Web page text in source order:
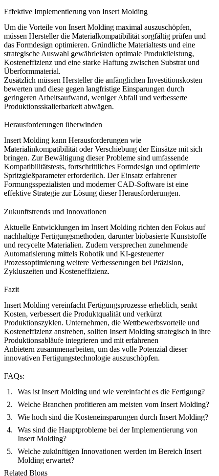
Effektive Implementierung von Insert Molding
Um die Vorteile von Insert Molding maximal auszuschöpfen,
müssen Hersteller die Materialkompatibilität sorgfältig prüfen und
das Formdesign optimieren. Gründliche Materialtests und eine
strategische Auswahl gewährleisten optimale Produktleistung,
Kosteneffizienz und eine starke Haftung zwischen Substrat und
Überformmaterial.
Zusätzlich müssen Hersteller die anfänglichen Investitionskosten
bewerten und diese gegen langfristige Einsparungen durch
geringeren Arbeitsaufwand, weniger Abfall und verbesserte
Produktionsskalierbarkeit abwägen.
Herausforderungen überwinden
Insert Molding kann Herausforderungen wie
Materialinkompatibilität oder Verschiebung der Einsätze mit sich
bringen. Zur Bewältigung dieser Probleme sind umfassende
Kompatibilitätstests, fortschrittliches Formdesign und optimierte
Spritzgießparameter erforderlich. Der Einsatz erfahrener
Formungsspezialisten und modernerCAD-Software ist eine
effektive Strategie zur Lösung dieser Herausforderungen.
Zukunftstrends und Innovationen
Aktuelle Entwicklungen im Insert Molding richten den Fokus auf
nachhaltige Fertigungsmethoden, darunterbiobasierte Kunststoffe
und recycelte Materialien. Zudem versprechen zunehmende
Automatisierung mittels Robotik und KI-gesteuerter
Prozessoptimierung weitere Verbesserungen bei Präzision,
Zykluszeiten und Kosteneffizienz.
Fazit
Insert Molding vereinfacht Fertigungsprozesse erheblich, senkt
Kosten, verbessert die Produktqualität und verkürzt
Produktionszyklen. Unternehmen, die Wettbewerbsvorteile und
Kosteneffizienz anstreben, sollten Insert Molding strategisch in ihre
Produktionsabläufe integrieren und mit erfahrenen
Anbietern zusammenarbeiten, um das volle Potenzial dieser
innovativen Fertigungstechnologie auszuschöpfen.
FAQs:
Was ist Insert Molding und wie vereinfacht es die Fertigung?
Welche Branchen profitieren am meisten vom Insert Molding?
Wie hoch sind die Kosteneinsparungen durch Insert Molding?
Was sind die Hauptprobleme bei der Implementierung von
Insert Molding?
Welche zukünftigen Innovationen werden im Bereich Insert
Molding erwartet?
Related Blogs